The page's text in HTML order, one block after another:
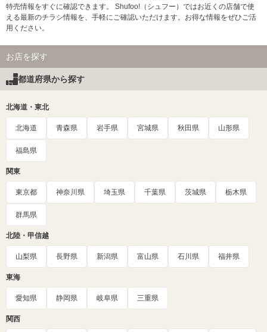
特売情報をすぐに確認できます。 Shufoo!（シュフー）ではお近くの店舗で使
える最新のチラシ情報を、手軽にご確認いただけます。お得な情報をぜひご活
用ください。
お店を探す
都道府県から探す
北海道・東北
北海道 青森県 岩手県 宮城県 秋田県 山形県
福島県
関東
東京都 神奈川県 埼玉県 千葉県 茨城県 栃木県
群馬県
北陸・甲信越
山梨県 長野県 新潟県 富山県 石川県 福井県
東海
愛知県 静岡県 岐阜県 三重県
関西